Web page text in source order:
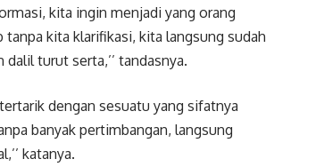
kita ingin menjadi yang orang
tanpa kita klarifikasi, kita langsung sudah
turut serta,’’ tandasnya.
dengan sesuatu yang sifatnya
banyak pertimbangan, langsung
katanya.